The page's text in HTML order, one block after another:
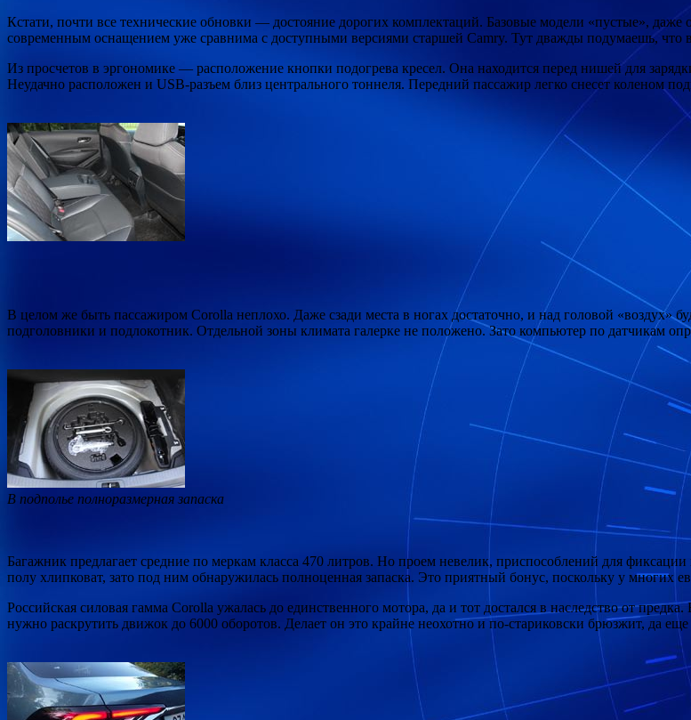
Кстати, почти все технические обновки — достояние дорогих комплектаций. Базовые модели «пустые»,
современным оснащением уже сравнима с доступными версиями старшей Camry. Тут дважды подумаешь, что
Из просчетов в эргономике — расположение кнопки подогрева кресел. Она находится перед нишей для
Неудачно расположен и USB-разъем близ центрального тоннеля. Передний пассажир легко снесет коленом
В целом же быть пассажиром Corolla неплохо. Даже сзади места в ногах достаточно, и над головой «воздух»
подголовники и подлокотник. Отдельной зоны климата галерке не положено. Зато компьютер по датчикам
В подполье полноразмерная запаска
Багажник предлагает средние по меркам класса 470 литров. Но проем невелик, приспособлений для
полу хлипковат, зато под ним обнаружилась полноценная запаска. Это приятный бонус, поскольку у многих
Российская силовая гамма Corolla ужалась до единственного мотора, да и тот достался в наследство от
нужно раскрутить движок до 6000 оборотов. Делает он это крайне неохотно и по-стариковски брюзжит, да